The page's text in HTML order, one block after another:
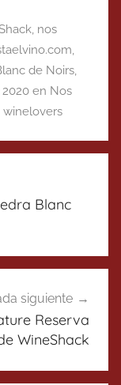
, nos
,
de Noirs,
en Nos
winelovers
Blanc
siguiente
Reserva
WineShack